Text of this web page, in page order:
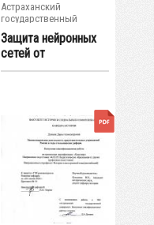
Астраханский
государственный
университет
Защита нейронных
сетей от
состязательных атак